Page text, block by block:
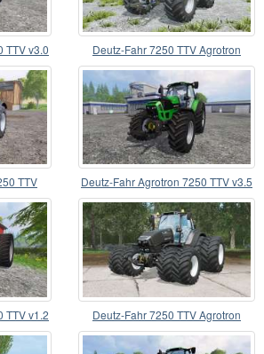
TTV v3.0 Deutz-Fahr 7250 TTV Agrotron
TTV Deutz-Fahr Agrotron 7250 TTV v3.5
TTV v1.2 Deutz-Fahr 7250 TTV Agrotron